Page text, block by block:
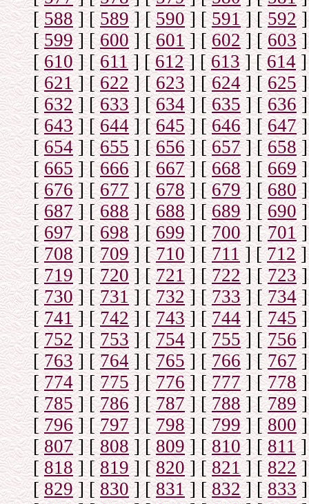
[588] [589] [590] [591] [592]
[599] [600] [601] [602] [603]
[ 610] [611] [612] [613] [614]
[621] [622] [623] [624] [625]
[632] [633] [634] [635] [ 636]
[643] [644] [645] [646] [647]
[654] [655] [656] [657] [658]
[665] [666] [667] [668] [669]
[676] [677] [678] [679] [680]
[687] [688] [688] [689] [ 690]
[697] [698] [699] [700] [701]
[708] [709] [710] [711] [712]
[719] [720] [721] [722] [723]
[730] [731] [732] [733] [734]
[741] [742] [743] [744] [745]
[752] [753] [ 754] [755] [756]
[763] [764] [765] [766] [767]
[774] [775] [776] [777] [778]
[785] [786] [787] [788] [789]
[796] [797] [798] [799] [800]
[807] [808] [809] [810] [811]
[818] [819] [820] [821] [ 822]
[829] [830] [831] [832] [833]